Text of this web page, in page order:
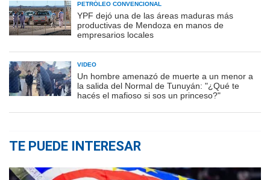
PETRÓLEO CONVENCIONAL
YPF dejó una de las áreas maduras más
productivas de Mendoza en manos de
empresarios locales
VIDEO
Un hombre amenazó de muerte a un menor a
la salida del Normal de Tunuyán: "¿Qué te
hacés el mafioso si sos un princeso?"
TE PUEDE INTERESAR